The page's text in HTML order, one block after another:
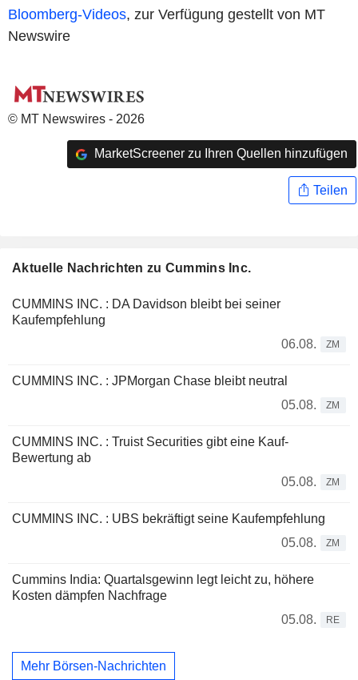
Bloomberg-Videos, zur Verfügung gestellt von MT
Newswire
© MT Newswires - 2026
MarketScreener zu Ihren Quellen hinzufügen
Teilen
Aktuelle Nachrichten zu Cummins Inc.
CUMMINS INC. : DA Davidson bleibt bei seiner
Kaufempfehlung
06.08.
ZM
CUMMINS INC. : JPMorgan Chase bleibt neutral
05.08.
ZM
CUMMINS INC. : Truist Securities gibt eine Kauf-
Bewertung ab
05.08.
ZM
CUMMINS INC. : UBS bekräftigt seine Kaufempfehlung
05.08.
ZM
Cummins India: Quartalsgewinn legt leicht zu, höhere
Kosten dämpfen Nachfrage
05.08.
RE
Mehr Börsen-Nachrichten